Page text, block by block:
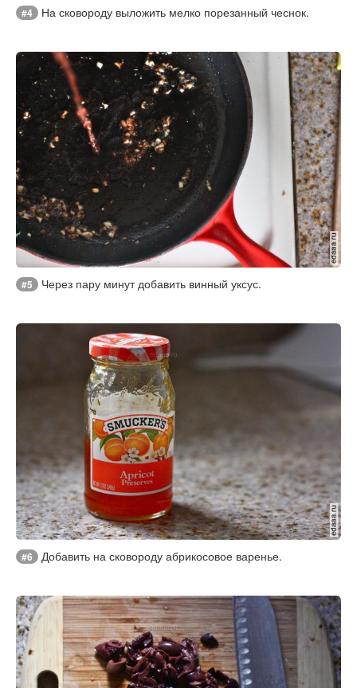
#4 На сковороду выложить мелко порезанный чеснок.
#5 Через пару минут добавить винный уксус.
#6 Добавить на сковороду абрикосовое варенье.